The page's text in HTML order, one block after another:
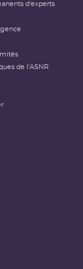
d'experts
de l'ASNR